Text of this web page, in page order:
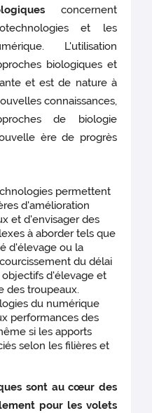
concernent
et les
L'utilisation
biologiques et
et est de nature à
connaissances,
de biologie
ère de progrès
permettent
d'amélioration
et d'envisager des
à aborder tels que
d'élevage ou la
du délai
d'élevage et
des troupeaux.
du numérique
performances des
si les apports
selon les filières et
sont au cœur des
pour les volets